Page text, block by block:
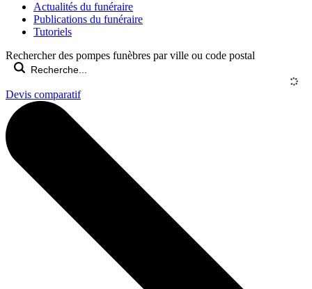
Actualités du funéraire
Publications du funéraire
Tutoriels
Rechercher des pompes funèbres par ville ou code postal
Devis comparatif